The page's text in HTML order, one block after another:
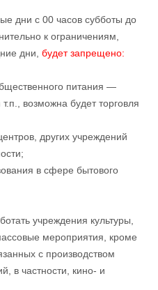
дни с 00 часов субботы до
к ограничениям,
дни, будет запрещено:
питания —
возможна будет торговля
других учреждений
в сфере бытового
учреждения культуры,
мероприятия, кроме
с производством
в частности, кино- и